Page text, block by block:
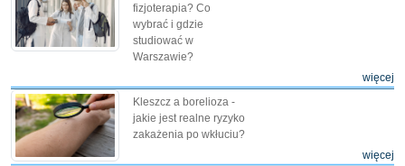
fizjoterapia? Co
wybrać i gdzie
studiować w
Warszawie?
więcej
Kleszcz a borelioza -
jakie jest realne ryzyko
zakażenia po wkłuciu?
więcej